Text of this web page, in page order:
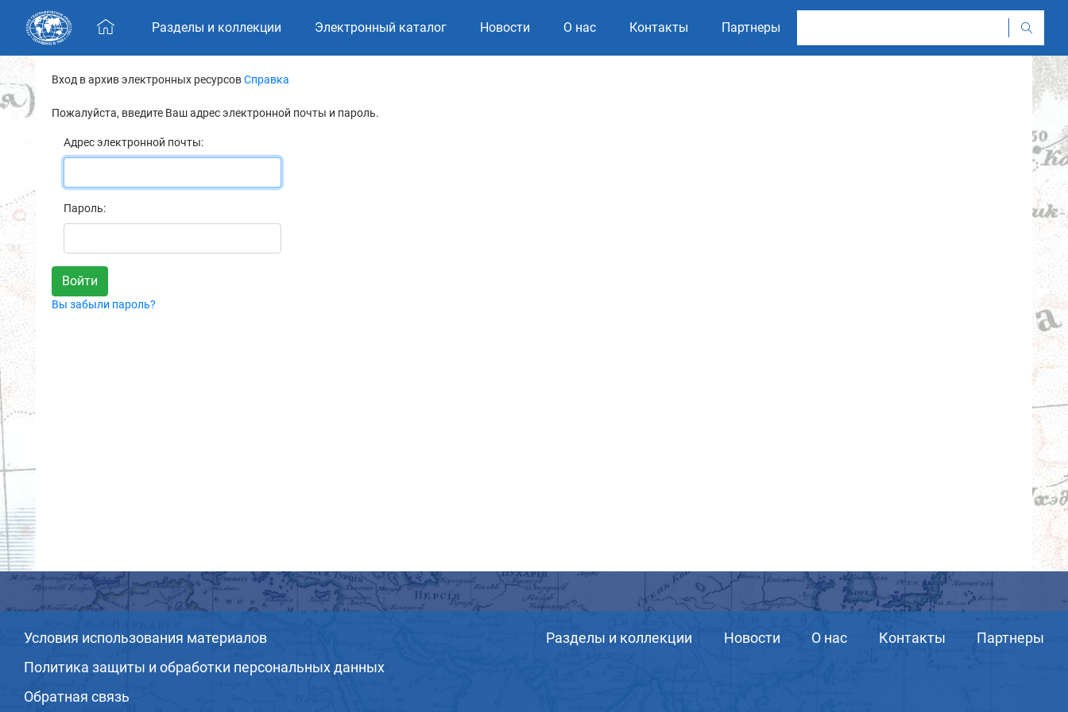
Skip navigation
Разделы и коллекции Электронный каталог Новости О нас Контакты Партнеры
Вход в архив электронных ресурсовСправка
Пожалуйста, введите Ваш адрес электронной почты и пароль.
Адрес электронной почты:
Пароль:
Вы забыли пароль?
Условия использования материалов
Политика защиты и обработки персональных данных
Обратная связь
Разделы и коллекции Новости О нас Контакты Партнеры